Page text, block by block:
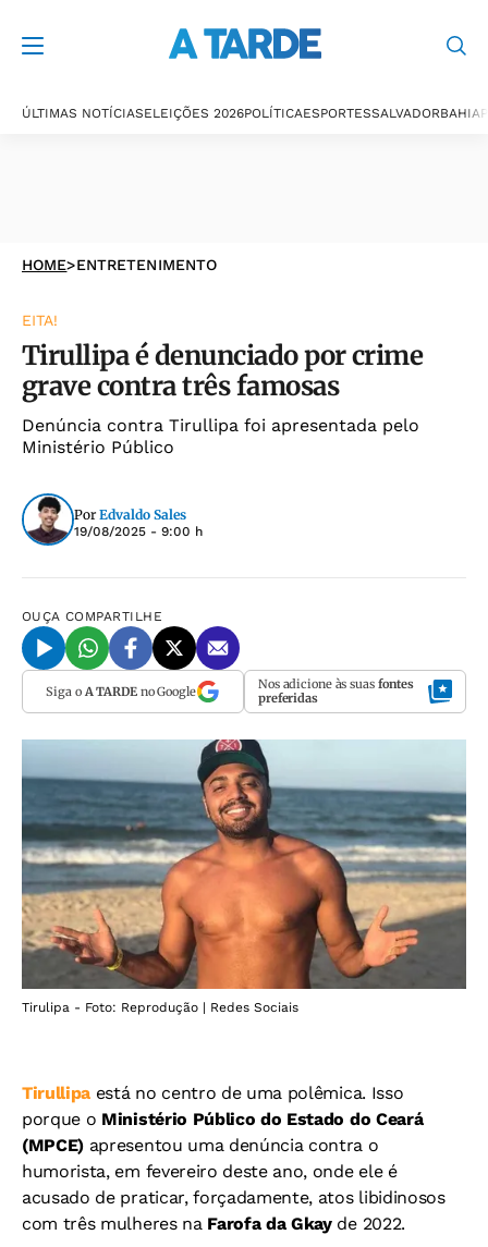
ÚLTIMAS NOTÍCIASELEIÇÕES 2026POLÍTICAESPORTESSALVADORBAHIA
HOME>ENTRETENIMENTO
EITA!
Tirullipa é denunciado por crime
grave contra três famosas
Denúncia contra Tirullipa foi apresentada pelo
Ministério Público
Por Edvaldo Sales
19/08/2025 - 9:00 h
OUÇA COMPARTILHE
Siga o A TARDEno Google Nos adicione às suas fontes
preferidas
Tirulipa - Foto: Reprodução | Redes Sociais
Tirullipa está no centro de uma polêmica. Isso
porque o Ministério Público do Estado do Ceará
(MPCE) apresentou uma denúncia contra o
humorista, em fevereiro deste ano, onde ele é
acusado de praticar, forçadamente, atos libidinosos
com três mulheres na Farofa da Gkayde 2022.